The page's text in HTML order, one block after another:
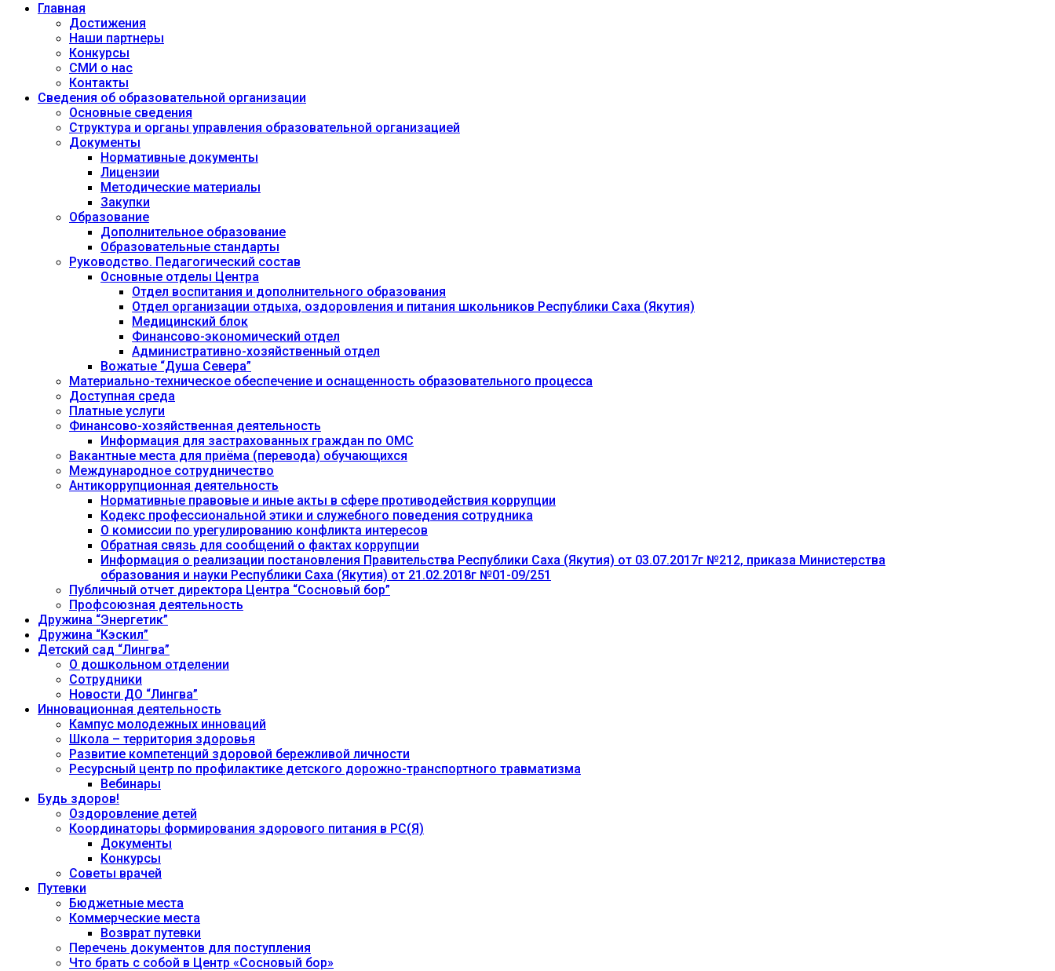
Главная
Достижения
Наши партнеры
Конкурсы
СМИ о нас
Контакты
Сведения об образовательной организации
Основные сведения
Структура и органы управления образовательной организацией
Документы
Нормативные документы
Лицензии
Методические материалы
Закупки
Образование
Дополнительное образование
Образовательные стандарты
Руководство. Педагогический состав
Основные отделы Центра
Отдел воспитания и дополнительного образования
Отдел организации отдыха, оздоровления и питания школьников Республики Саха (Якутия)
Медицинский блок
Финансово-экономический отдел
Административно-хозяйственный отдел
Вожатые “Душа Севера”
Материально-техническое обеспечение и оснащенность образовательного процесса
Доступная среда
Платные услуги
Финансово-хозяйственная деятельность
Информация для застрахованных граждан по ОМС
Вакантные места для приёма (перевода) обучающихся
Международное сотрудничество
Антикоррупционная деятельность
Нормативные правовые и иные акты в сфере противодействия коррупции
Кодекс профессиональной этики и служебного поведения сотрудника
О комиссии по урегулированию конфликта интересов
Обратная связь для сообщений о фактах коррупции
Информация о реализации постановления Правительства Республики Саха (Якутия) от 03.07.2017г №212, приказа Министерства
образования и науки Республики Саха (Якутия) от 21.02.2018г №01-09/251
Публичный отчет директора Центра “Сосновый бор”
Профсоюзная деятельность
Дружина “Энергетик”
Дружина “Кэскил”
Детский сад “Лингва”
О дошкольном отделении
Сотрудники
Новости ДО “Лингва”
Инновационная деятельность
Кампус молодежных инноваций
Школа – территория здоровья
Развитие компетенций здоровой бережливой личности
Ресурсный центр по профилактике детского дорожно-транспортного травматизма
Вебинары
Будь здоров!
Оздоровление детей
Координаторы формирования здорового питания в РС(Я)
Документы
Конкурсы
Советы врачей
Путевки
Бюджетные места
Коммерческие места
Возврат путевки
Перечень документов для поступления
Что брать с собой в Центр «Сосновый бор»